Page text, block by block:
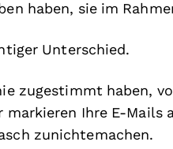
haben, sie im
Unterschied.
zugestimmt haben,
markieren Ihre E-Mails
zunichtemachen.